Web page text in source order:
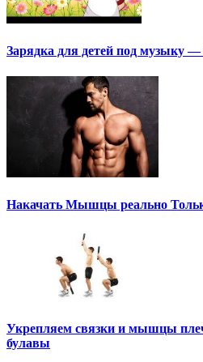
Зарядка для детей под музыку
Накачать Мышцы реально
Укрепляем связки и мышцы
булавы